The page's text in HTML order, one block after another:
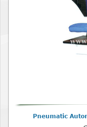
Pneumatic